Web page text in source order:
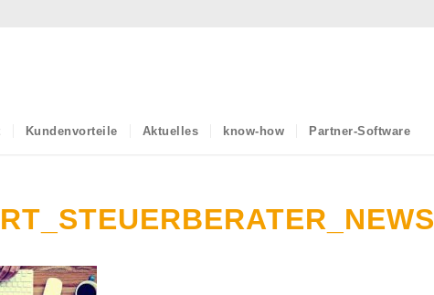
Kundenvorteile Aktuelles know-how Partner-Software